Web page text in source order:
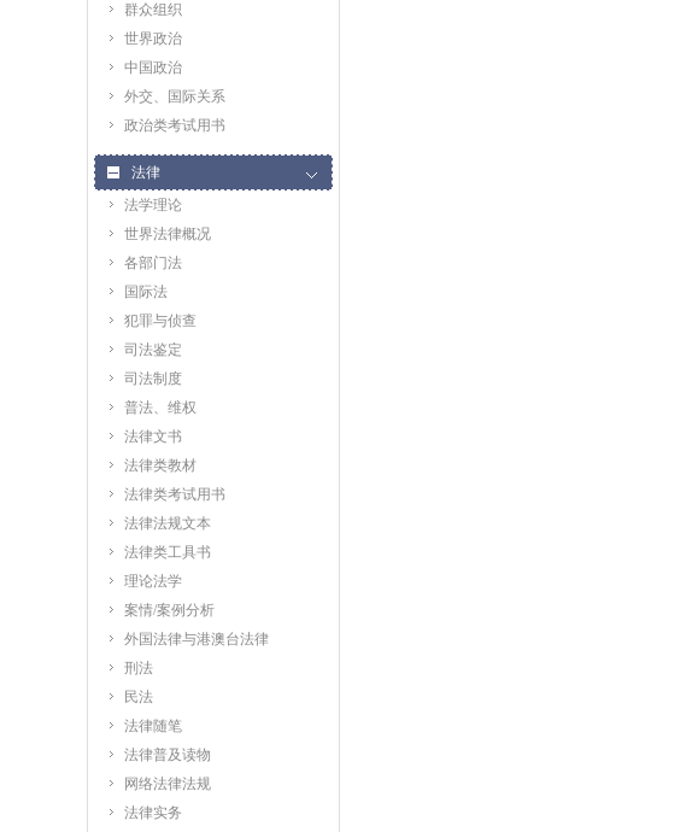
群众组织
世界政治
中国政治
外交、国际关系
政治类考试用书
法律
法学理论
世界法律概况
各部门法
国际法
犯罪与侦查
司法鉴定
司法制度
普法、维权
法律文书
法律类教材
法律类考试用书
法律法规文本
法律类工具书
理论法学
案情/案例分析
外国法律与港澳台法律
刑法
民法
法律随笔
法律普及读物
网络法律法规
法律实务